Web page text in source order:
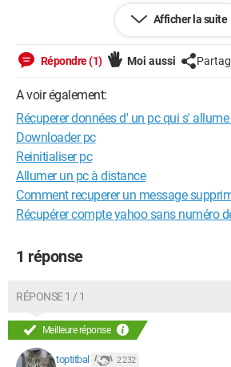
Configuration: Windows XP
Afficher la suite
Répondre (1) Moi aussi
A voir également:
Récuperer données d' un pc qui s'
Downloader pc
Reinitialiser pc
Allumer un pc à distance
Comment recuperer un message
Récupérer compte yahoo sans numéro
1 réponse
RÉPONSE 1 / 1
Meilleure réponse
toptitbal 2 232